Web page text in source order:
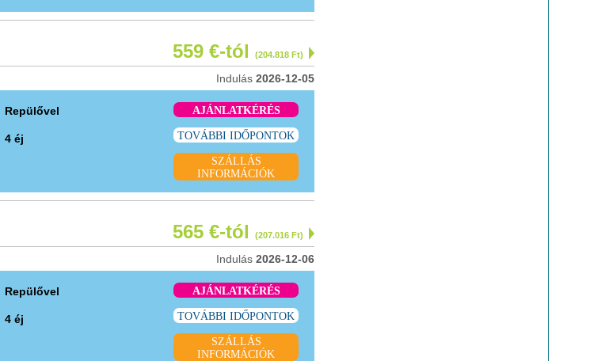
559 €-tól (204.818 Ft)
Indulás 2026-12-05
Repülővel
4 éj
AJÁNLATKÉRÉS
TOVÁBBI IDŐPONTOK
SZÁLLÁS
INFORMÁCIÓK
565 €-tól (207.016 Ft)
Indulás 2026-12-06
Repülővel
4 éj
AJÁNLATKÉRÉS
TOVÁBBI IDŐPONTOK
SZÁLLÁS
INFORMÁCIÓK